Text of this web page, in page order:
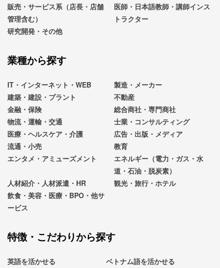
販売・サービス系（店長・店舗
管理含む）
医師・日本語教師・講師インス
トラクター
研究開発・その他
業種から探す
IT・インターネット・WEB
製造・メーカー
建築・建設・プラント
不動産
金融・保険
総合商社・専門商社
物流・運輸・交通
士業・コンサルティング
医療・ヘルスケア・介護
広告・出版・メディア
流通・小売
教育
エンタメ・アミューズメント
エネルギー（電力・ガス・水
道・石油・脱炭素）
人材紹介・人材派遣・HR
観光・旅行・ホテル
飲食・美容・医療・BPO・他サ
ービス
特徴・こだわりから探す
英語を活かせる
ベトナム語を活かせる